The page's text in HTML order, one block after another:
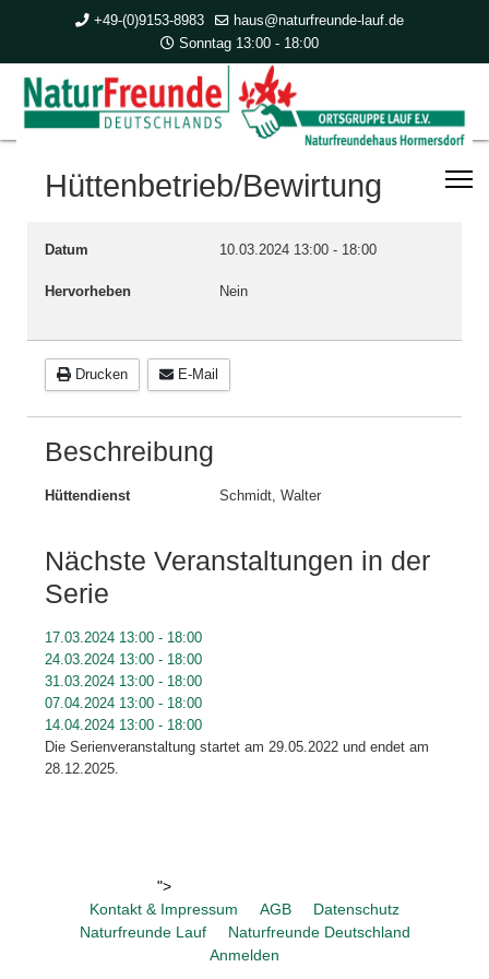
+49-(0)9153-8983
haus@naturfreunde-lauf.de
Sonntag 13:00 - 18:00
Hüttenbetrieb/Bewirtung
Datum 10.03.2024 13:00 - 18:00
Hervorheben Nein
Drucken E-Mail
Beschreibung
Hüttendienst Schmidt, Walter
Nächste Veranstaltungen in der
Serie
17.03.2024 13:00 - 18:00
24.03.2024 13:00 - 18:00
31.03.2024 13:00 - 18:00
07.04.2024 13:00 - 18:00
14.04.2024 13:00 - 18:00
Die Serienveranstaltung startet am 29.05.2022 und endet am
28.12.2025.
">
Kontakt & Impressum
AGB
Datenschutz
Naturfreunde Lauf
Naturfreunde Deutschland
Anmelden